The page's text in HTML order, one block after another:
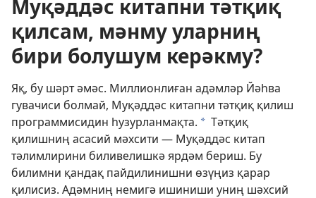
Муқәддәс китапни тәтқиқ
қилсам, мәнму уларниң
бири болушум керәкму?
Яқ, бу шәрт әмәс. Миллионлиған адәмләр Йәһва
гувачиси болмай, Муқәддәс китапни тәтқиқ қилиш
программисидин һузурланмақта. a Тәтқиқ
қилишниң асасий мәхсити — Муқәддәс китап
тәлимлирини биливелишкә ярдәм бериш. Бу
билимни қандақ пайдилинишни өзүңиз қарар
қилисиз. Адәмниң немигә ишиниши униң шәхсий